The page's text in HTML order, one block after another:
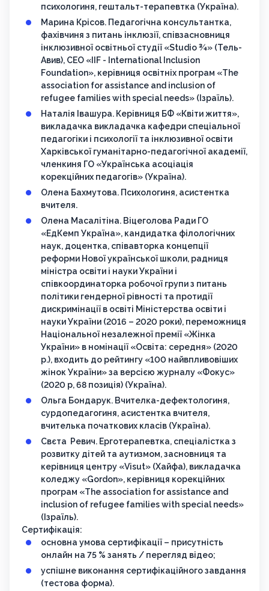
психологиня, гештальт-терапевтка (Україна).
Марина Крісов. Педагогічна консультантка,
фахівчиня з питань інклюзії, співзасновниця
інклюзивної освітньої студії «Studio ¾» (Тель-
Авив), CEO «IIF - International Inclusion
Foundation», керівниця освітніх програм «The
association for assistance and inclusion of
refugee families with special needs» (Ізраїль).
Наталія Івашура. Керівниця БФ «Квіти життя»,
викладачка викладачка кафедри спеціальної
педагогіки і психології та інклюзивної освіти
Харківської гуманітарно-педагогічної академії,
членкиня ГО «Українська асоціація
корекційних педагогів» (Україна).
Олена Бахмутова. Психологиня, асистентка
вчителя.
Олена Масалітіна. Віцеголова Ради ГО
«ЕдКемп Україна», кандидатка філологічних
наук, доцентка, співавторка концепції
реформи Нової української школи, радниця
міністра освіти і науки України і
співкоординаторка робочої групи з питань
політики гендерної рівності та протидії
дискримінації в освіті Міністерства освіти і
науки України (2016 – 2020 роки), переможниця
Національної незалежної премії «Жінка
України» в номінації «Освіта: середня» (2020
р.), входить до рейтингу «100 найвпливовіших
жінок України» за версією журналу «Фокус»
(2020 р, 68 позиція) (Україна).
Ольга Бондарук. Вчителка-дефектологиня,
сурдопедагогиня, асистентка вчителя,
вчителька початкових класів (Україна).
Свєта Ревич. Ерготерапевтка, спеціалістка з
розвитку дітей та аутизмом, засновниця та
керівниця центру «Visut» (Хайфа), викладачка
коледжу «Gordon», керівниця корекційних
програм «The association for assistance and
inclusion of refugee families with special needs»
(Ізраїль).
Сертифікація:
основна умова сертифікації – присутність
онлайн на 75 % занять / перегляд відео;
успішне виконання сертифікаційного завдання
(тестова форма).